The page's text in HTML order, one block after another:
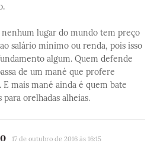
lugar do mundo tem preço
salário mínimo ou renda, pois isso
algum. Quem defende
de um mané que profere
E mais mané ainda é quem bate
para orelhadas alheias.
17 de outubro de 2016 às 16:15